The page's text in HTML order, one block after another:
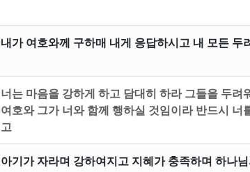
내가 여호와께 구하매 내게 응답하시고 내 모든 두
너는 마음을 강하게 하고 담대히 하라 그들을 두
여호와 그가 너와 함께 행하실 것임이라 반드시
고
아기가 자라며 강하여지고 지혜가 충족하며 하나